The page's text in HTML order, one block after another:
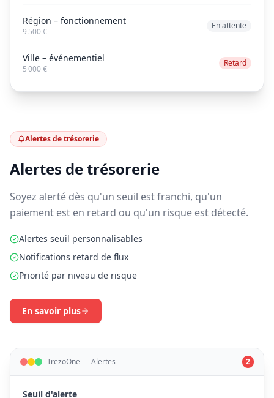
Région – fonctionnement
9 500€
En attente
Ville – événementiel
5 000€
Retard
Alertes de trésorerie
Alertes de trésorerie
Soyez alerté dès qu'un seuil est franchi, qu'un
paiement est en retard ou qu'un risque est détecté.
Alertes seuil personnalisables
Notifications retard de flux
Priorité par niveau de risque
En savoir plus
TrezoOne — Alertes 2
Seuil d'alerte